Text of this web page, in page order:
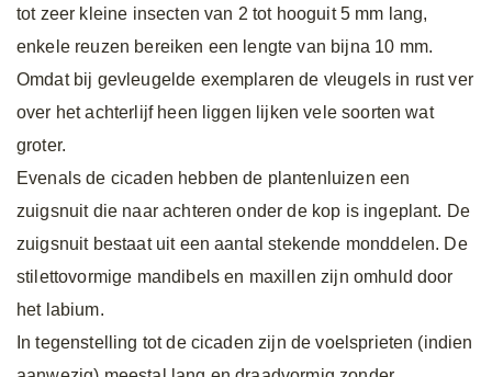
tot zeer kleine insecten van 2 tot hooguit 5 mm lang,
enkele reuzen bereiken een lengte van bijna 10 mm.
Omdat bij gevleugelde exemplaren de vleugels in rust ver
over het achterlijf heen liggen lijken vele soorten wat
groter.
Evenals de cicaden hebben de plantenluizen een
zuigsnuit die naar achteren onder de kop is ingeplant. De
zuigsnuit bestaat uit een aantal stekende monddelen. De
stilettovormige mandibels en maxillen zijn omhuld door
het labium.
In tegenstelling tot de cicaden zijn de voelsprieten (indien